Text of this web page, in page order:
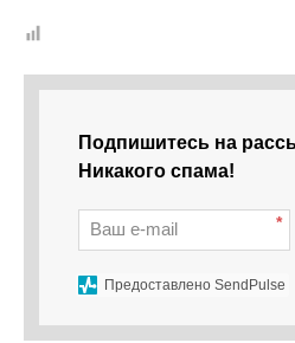
Подпишитесь на
Никакого спама!
*
Предоставлено SendPulse